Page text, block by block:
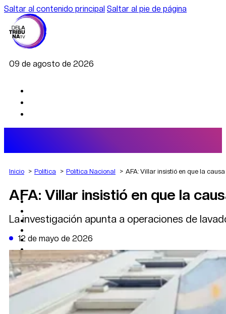
Saltar al contenido principal Saltar al pie de página
09 de agosto de 2026
AGRO
DEPORTES
POLÍTICA
DATA FIRME
DE LA TRIBUNA TV
Inicio Política Política Nacional AFA: Villar insistió en que la
AFA: Villar insistió en que la
La investigación apunta a operaciones de
12 de mayo de 2026